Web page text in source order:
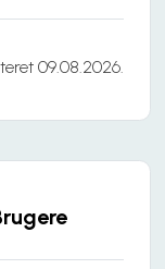
09.08.2026.